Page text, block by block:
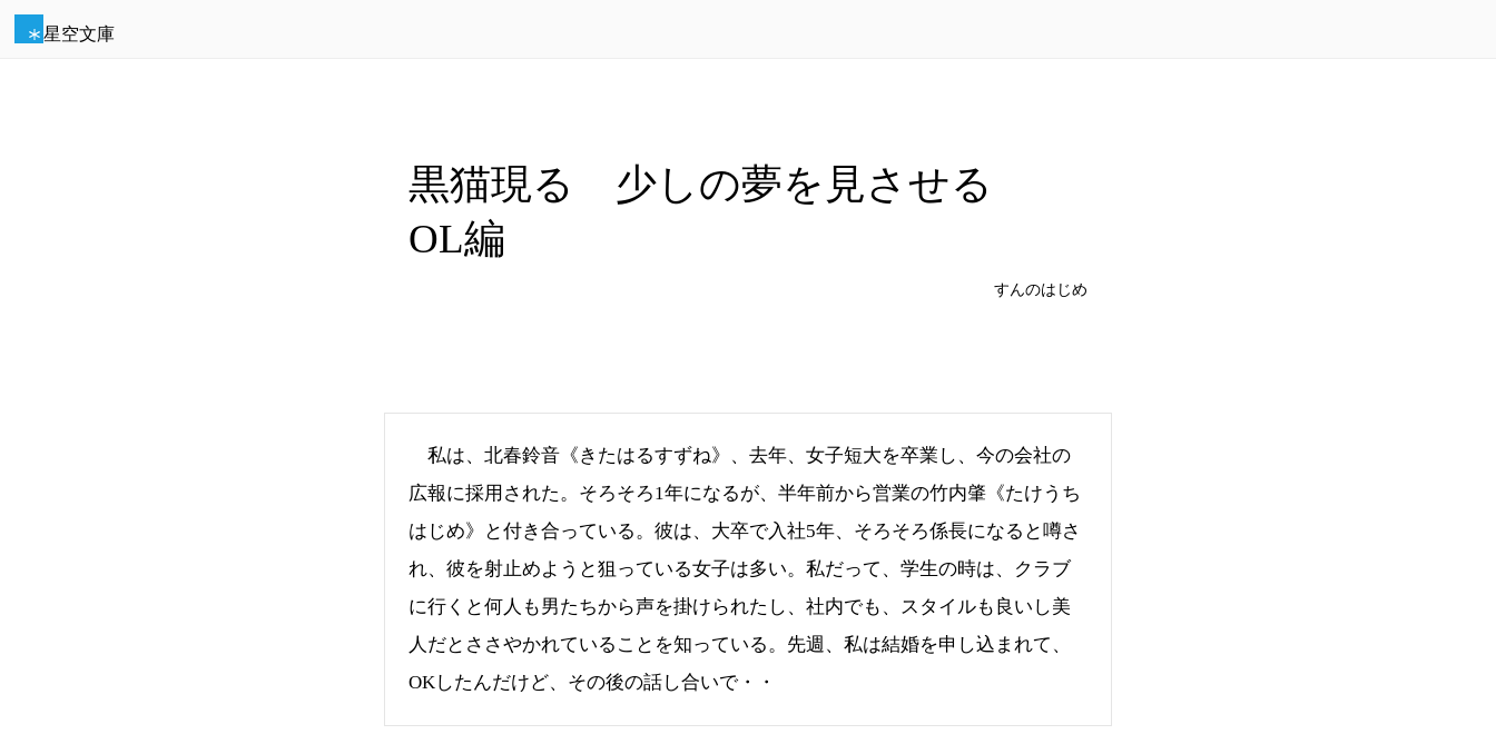
星空文庫
黒猫現る 少しの夢を見させる
OL編
すんのはじめ
私は、北春鈴音《きたはるすずね》、去年、女子短大を卒業し、今の会社の
広報に採用された。そろそろ1年になるが、半年前から営業の竹内肇《たけうち
はじめ》と付き合っている。彼は、大卒で入社5年、そろそろ係長になると噂さ
れ、彼を射止めようと狙っている女子は多い。私だって、学生の時は、クラブ
に行くと何人も男たちから声を掛けられたし、社内でも、スタイルも良いし美
人だとささやかれていることを知っている。先週、私は結婚を申し込まれて、
OKしたんだけど、その後の話し合いで・・